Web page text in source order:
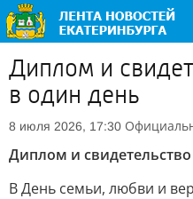
Диплом и
в один день
8 июля 2026, 17:30
Диплом и
В День семьи, любви и